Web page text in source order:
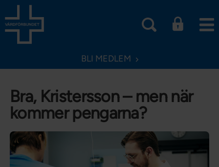
BLI MEDLEM
Bra, Kristersson – men när
kommer pengarna?